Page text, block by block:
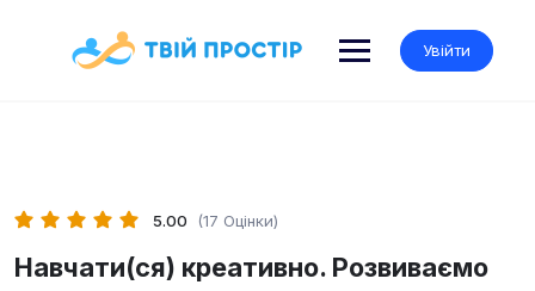
Увійти
5.00 (17 Оцінки)
Навчати(ся) креативно. Розвиваємо